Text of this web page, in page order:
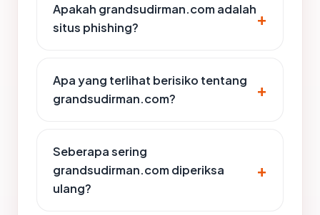
Apakah grandsudirman.com adalah
situs phishing?
Apa yang terlihat berisiko tentang
grandsudirman.com?
Seberapa sering
grandsudirman.com diperiksa
ulang?